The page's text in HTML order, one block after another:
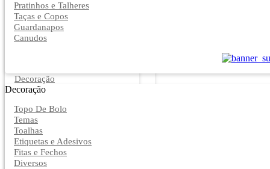
Pratinhos e Talheres
Taças e Copos
Guardanapos
Canudos
Decoração
Decoração
Topo De Bolo
Temas
Toalhas
Etiquetas e Adesivos
Fitas e Fechos
Diversos